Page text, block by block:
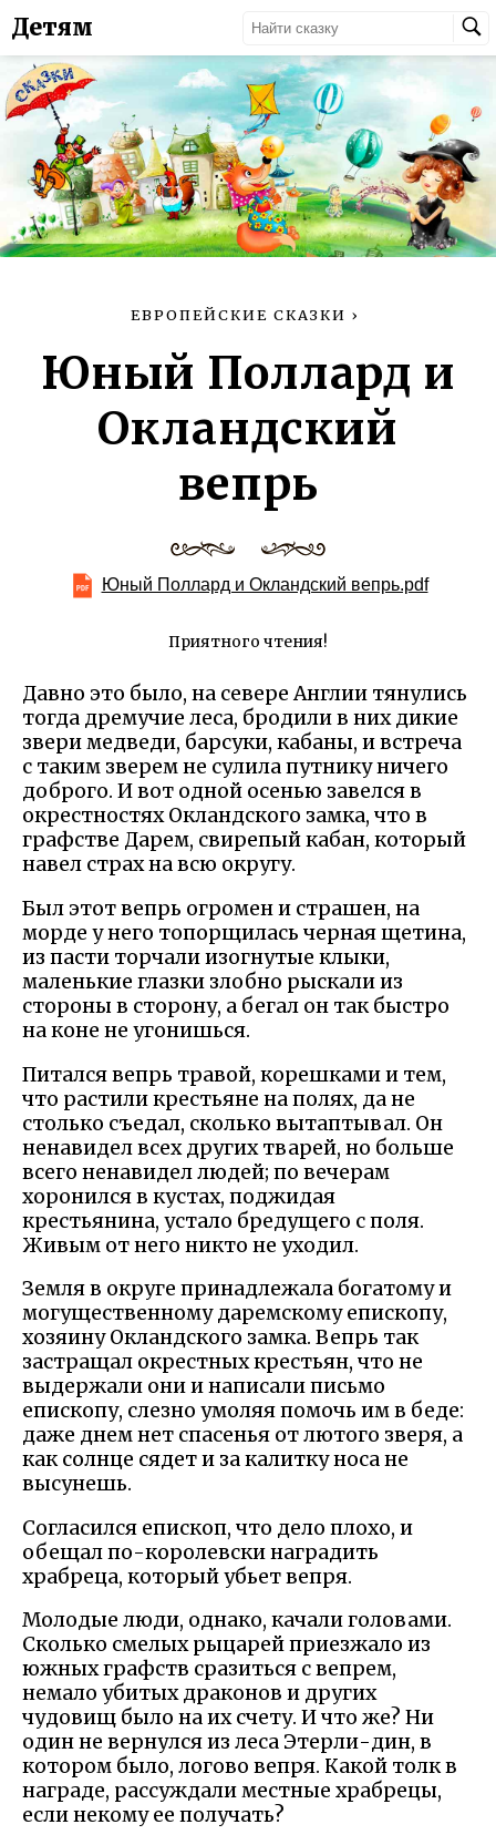
Детям
ЕВРОПЕЙСКИЕ СКАЗКИ ›
Юный Поллард и
Окландский
вепрь
Юный Поллард и Окландский вепрь.pdf
Приятного чтения!
Давно это было, на севере Англии тянулись
тогда дремучие леса, бродили в них дикие
звери медведи, барсуки, кабаны, и встреча
с таким зверем не сулила путнику ничего
доброго. И вот одной осенью завелся в
окрестностях Окландского замка, что в
графстве Дарем, свирепый кабан, который
навел страх на всю округу.
Был этот вепрь огромен и страшен, на
морде у него топорщилась черная щетина,
из пасти торчали изогнутые клыки,
маленькие глазки злобно рыскали из
стороны в сторону, а бегал он так быстро
на коне не угонишься.
Питался вепрь травой, корешками и тем,
что растили крестьяне на полях, да не
столько съедал, сколько вытаптывал. Он
ненавидел всех других тварей, но больше
всего ненавидел людей; по вечерам
хоронился в кустах, поджидая
крестьянина, устало бредущего с поля.
Живым от него никто не уходил.
Земля в округе принадлежала богатому и
могущественному даремскому епископу,
хозяину Окландского замка. Вепрь так
застращал окрестных крестьян, что не
выдержали они и написали письмо
епископу, слезно умоляя помочь им в беде:
даже днем нет спасенья от лютого зверя, а
как солнце сядет и за калитку носа не
высунешь.
Согласился епископ, что дело плохо, и
обещал по-королевски наградить
храбреца, который убьет вепря.
Молодые люди, однако, качали головами.
Сколько смелых рыцарей приезжало из
южных графств сразиться с вепрем,
немало убитых драконов и других
чудовищ было на их счету. И что же? Ни
один не вернулся из леса Этерли-дин, в
котором было, логово вепря. Какой толк в
награде, рассуждали местные храбрецы,
если некому ее получать?